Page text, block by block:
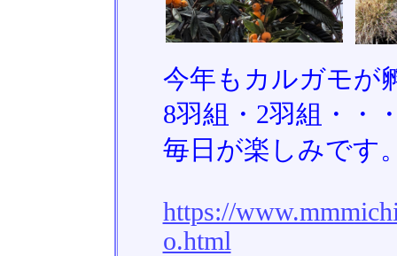
今年もカルガモが
8羽組・2羽組・・
毎日が楽しみです
https://
o.html